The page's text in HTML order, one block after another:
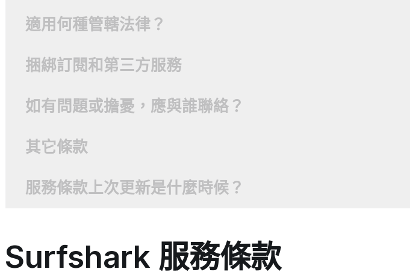
適用何種管轄法律？
捆綁訂閱和第三方服務
如有問題或擔憂，應與誰聯絡？
其它條款
服務條款上次更新是什麼時候？
Surfshark 服務條款